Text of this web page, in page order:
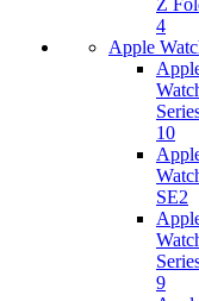
Z
4
Apple
10
SE2
9